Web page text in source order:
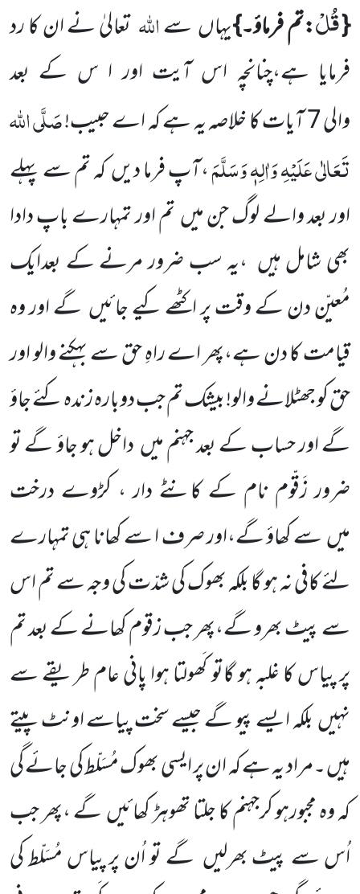
{قُلْ:تم فرماؤ۔}یہاں سےاللہتعالیٰ نے ان کا رد
فرمایا ہے،چنانچہ اس آیت اور ا س کے بعد
والی7آیات کا خلاصہ یہ ہے کہ اے حبیب!صَلَّی اللہ
تَعَالٰی عَلَیْہِ وَاٰلِہٖ وَسَلَّمَ،آپ فرما دیں کہ تم سے پہلے
اور بعد والے لوگ جن میں تم اور تمہارے باپ دادا
بھی شامل ہیں ،یہ سب ضرور مرنے کے بعدایک
مُعیّن دن کے وقت پر اکٹھے کیے جائیں گے اور وہ
قیامت کا دن ہے،پھر اے راہِ حق سے بہکنے والو اور
حق کو جھٹلانے والو! بیشک تم جب دوبارہ زندہ کئے جاؤ
گے اور حساب کے بعد جہنم میں داخل ہو جاؤ گے تو
ضرور زَقّوم نام کے کانٹے دار ، کڑوے درخت
میں سے کھاؤ گے،اور صرف ا سے کھانا ہی تمہارے
لئے کافی نہ ہو گا بلکہ بھوک کی شدّت کی وجہ سے تم اس
سے پیٹ بھرو گے،پھر جب زقوم کھانے کے بعد تم
پر پیاس کا غلبہ ہو گاتو کَھولتا ہوا پانی عام طریقے سے
نہیں بلکہ ایسے پیو گے جیسے سخت پیاسے اونٹ پیتے
ہیں ۔مراد یہ ہے کہ ان پر ایسی بھوک مُسَلّط کی جائے گی
کہ وہ مجبورہو کرجہنم کا جلتا تھوہڑ کھائیں گے ،پھر جب
اُس سے پیٹ بھرلیں گے تو اُن پر پیاس مُسَلّط کی